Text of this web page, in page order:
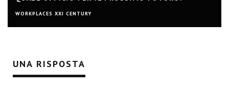
WORKPLACES XXI CENTURY
UNA RISPOSTA